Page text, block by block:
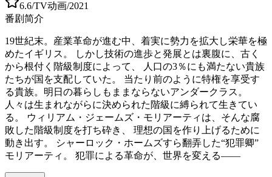
6.6/TV动画/2021
番剧简介
19世紀末。産業革命が進む中、着実に勢力を拡大し栄華を極
めたイギリス。 しかし技術の進歩と発展とは裏腹に、古く
から根付く階級制度によって、 人口の3％にも満たない貴族
たちが国を支配していた。 当たり前のように特権を享受す
る貴族。明日の暮らしもままならないアンダークラス。
人々は生まれながらに決められた階級に縛られて生きてい
る。 ウィリアム・ジェームズ・モリアーティは、そんな腐
敗した階級制度を打ち砕き、 理想の国を作り上げるために
動き出す。 シャーロック・ホームズすら翻弄した“犯罪卿”
モリアーティ。 犯罪による革命が、世界を変える――